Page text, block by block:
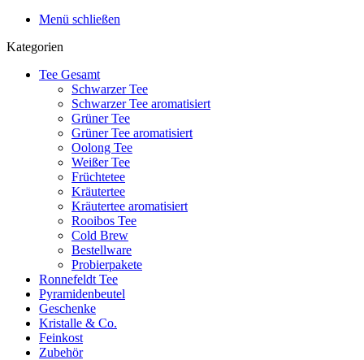
Menü schließen
Kategorien
Tee Gesamt
Schwarzer Tee
Schwarzer Tee aromatisiert
Grüner Tee
Grüner Tee aromatisiert
Oolong Tee
Weißer Tee
Früchtetee
Kräutertee
Kräutertee aromatisiert
Rooibos Tee
Cold Brew
Bestellware
Probierpakete
Ronnefeldt Tee
Pyramidenbeutel
Geschenke
Kristalle & Co.
Feinkost
Zubehör